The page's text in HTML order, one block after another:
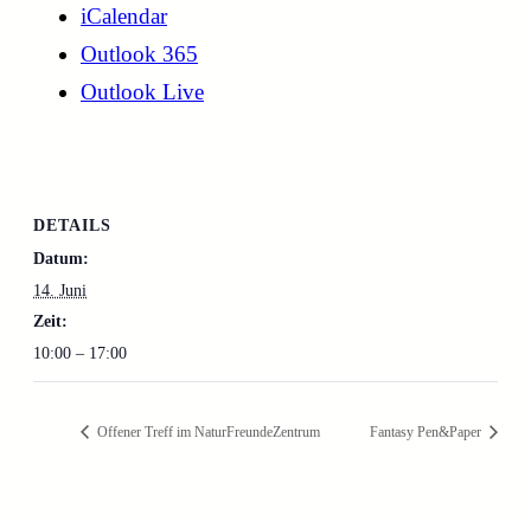
iCalendar
Outlook 365
Outlook Live
DETAILS
Datum:
14. Juni
Zeit:
10:00 – 17:00
Offener Treff im NaturFreundeZentrum Fantasy Pen&Paper